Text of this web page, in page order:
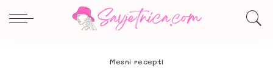
Mesni recepti